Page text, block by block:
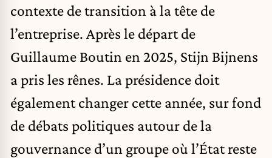
contexte de transition à la tête de
l’entreprise. Après le départ de
Guillaume Boutin en 2025, Stijn Bijnens
a pris les rênes. La présidence doit
également changer cette année, sur fond
de débats politiques autour de la
gouvernance d’un groupe où l’État reste